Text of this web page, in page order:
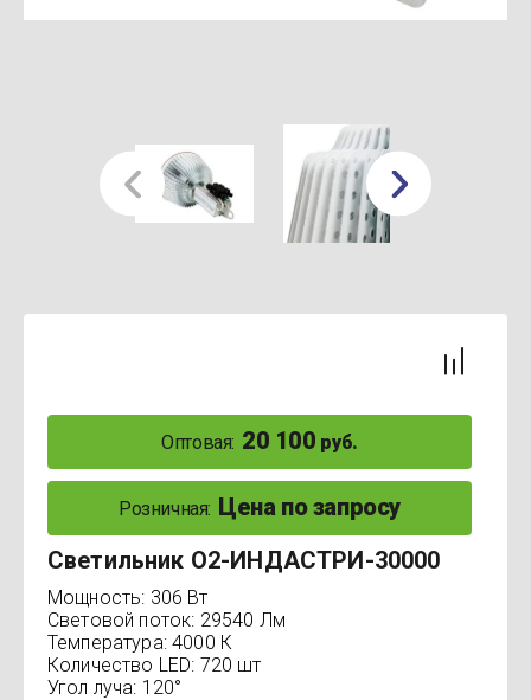
Оптовая: 20 100 руб.
Розничная: Цена по запросу
Светильник О2-ИНДАСТРИ-30000
Мощность: 306 Вт
Световой поток: 29540 Лм
Температура: 4000 К
Количество LED: 720 шт
Угол луча: 120°